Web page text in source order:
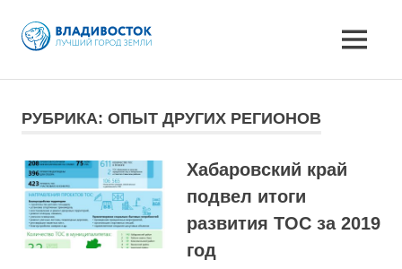
MENU
РУБРИКА: ОПЫТ ДРУГИХ РЕГИОНОВ
Хабаровский край
подвел итоги
развития ТОС за 2019
год